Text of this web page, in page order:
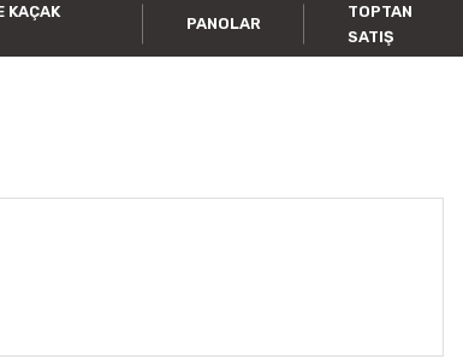
KAÇAK
PANOLAR
TOPTAN
SATIŞ